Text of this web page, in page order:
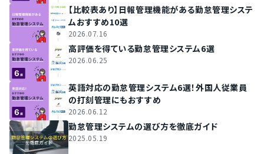
【比較表あり】日報管理機能がある勤怠管理システ
ムおすすめ10選
2026.07.16
高評価を得ている勤怠管理システム6選
2026.06.25
英語対応の勤怠管理システム6選！外国人従業員
の打刻管理にもおすすめ
2026.06.12
勤怠管理システムの選び方を徹底ガイド
2025.05.19